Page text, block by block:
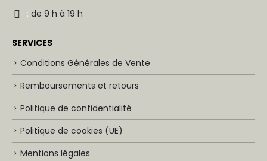
: de 9 h à 19 h
SERVICES
Conditions Générales de Vente
Remboursements et retours
Politique de confidentialité
Politique de cookies (UE)
Mentions légales